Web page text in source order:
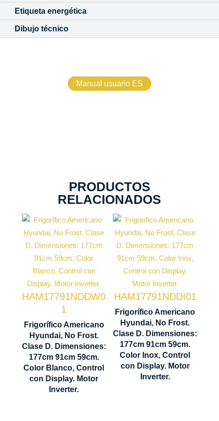
Etiqueta energética
Dibujo técnico
Manual usuario ES
PRODUCTOS
RELACIONADOS
HAM17791NDDW0
1
Frigorífico Americano
Hyundai, No Frost.
Clase D. Dimensiones:
177cm 91cm 59cm.
Color Blanco, Control
con Display. Motor
Inverter.
Tecnología
No Frost
Motor
Inverter
Control
Display
LED táctil
Modo
Super
1770 x 910
x 590 mm
HAM17791NDDI01
Frigorífico Americano
Hyundai, No Frost.
Clase D. Dimensiones:
177cm 91cm 59cm.
Color Inox, Control
con Display. Motor
Inverter.
Tecnología
No Frost
Motor
Inverter
Control
Display
LED táctil
Modo
Super